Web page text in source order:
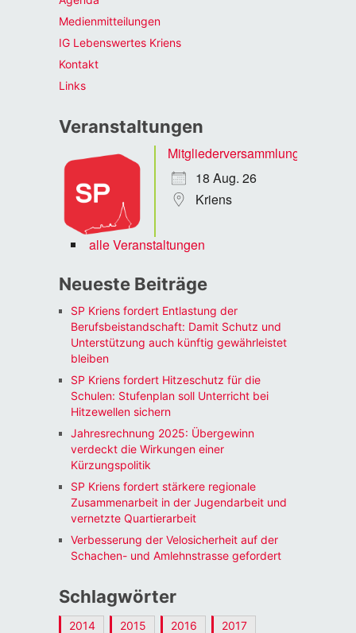
Medienmitteilungen
IG Lebenswertes Kriens
Kontakt
Links
Veranstaltungen
Mitgliederversammlung
18 Aug. 26
Kriens
alle Veranstaltungen
Neueste Beiträge
SP Kriens fordert Entlastung der
Berufsbeistandschaft: Damit Schutz und
Unterstützung auch künftig gewährleistet
bleiben
SP Kriens fordert Hitzeschutz für die
Schulen: Stufenplan soll Unterricht bei
Hitzewellen sichern
Jahresrechnung 2025: Übergewinn
verdeckt die Wirkungen einer
Kürzungspolitik
SP Kriens fordert stärkere regionale
Zusammenarbeit in der Jugendarbeit und
vernetzte Quartierarbeit
Verbesserung der Velosicherheit auf der
Schachen- und Amlehnstrasse gefordert
Schlagwörter
2014 2015 2016 2017